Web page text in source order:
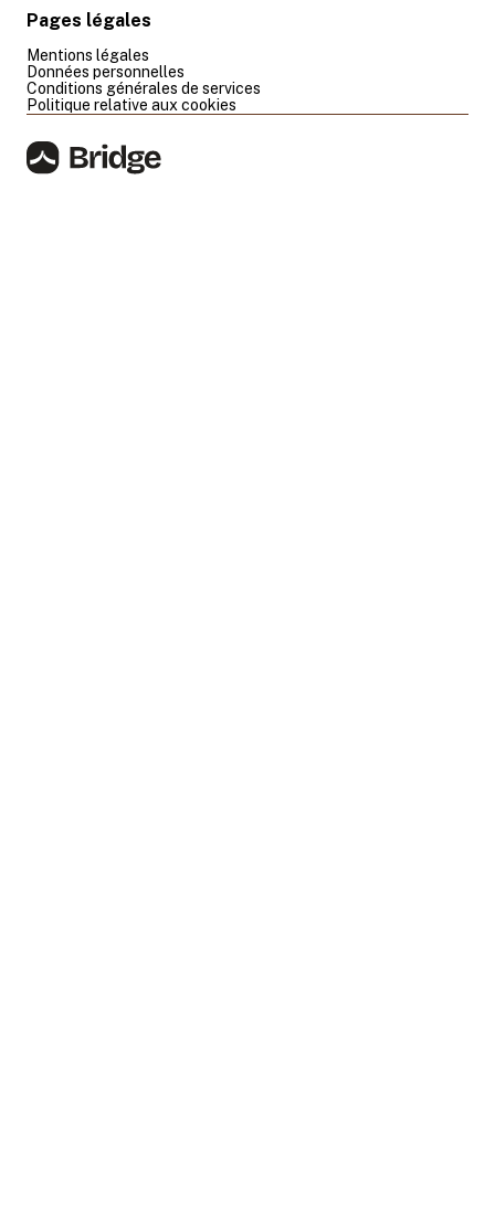
Pages légales
Mentions légales
Données personnelles
Conditions générales de services
Politique relative aux cookies